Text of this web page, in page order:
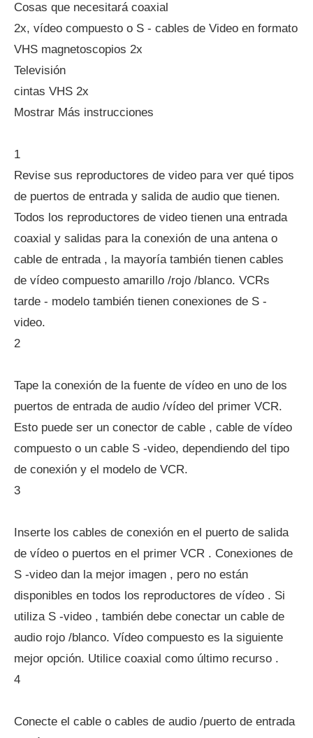
Cosas que necesitará coaxial
2x, vídeo compuesto o S - cables de Video en formato
VHS magnetoscopios 2x
Televisión
cintas VHS 2x
Mostrar Más instrucciones
1
Revise sus reproductores de video para ver qué tipos
de puertos de entrada y salida de audio que tienen.
Todos los reproductores de video tienen una entrada
coaxial y salidas para la conexión de una antena o
cable de entrada , la mayoría también tienen cables
de vídeo compuesto amarillo /rojo /blanco. VCRs
tarde - modelo también tienen conexiones de S -
video.
2
Tape la conexión de la fuente de vídeo en uno de los
puertos de entrada de audio /vídeo del primer VCR.
Esto puede ser un conector de cable , cable de vídeo
compuesto o un cable S -video, dependiendo del tipo
de conexión y el modelo de VCR.
3
Inserte los cables de conexión en el puerto de salida
de vídeo o puertos en el primer VCR . Conexiones de
S -video dan la mejor imagen , pero no están
disponibles en todos los reproductores de vídeo . Si
utiliza S -video , también debe conectar un cable de
audio rojo /blanco. Vídeo compuesto es la siguiente
mejor opción. Utilice coaxial como último recurso .
4
Conecte el cable o cables de audio /puerto de entrada